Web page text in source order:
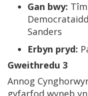
Gan bwy:
Sanders
Erbyn pryd:
Gweithredu 3
Annog
gyfarfod wyneb